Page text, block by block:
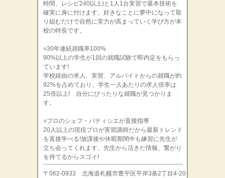
時間、レシピ240以上)と1人1台実習で基本技術を
確実に身に付けます。好きなことに夢中になって取
り組むだけで自然に実力が高まっていく学び方が本
校の特長です。
○30年連続就職率100%
90%以上の学生が1回の就職試験で即内定をもらっ
ています!
学校経由の求人、実習、アルバイトからの就職が約
92%を占めており、学生一人あたりの求人倍率は
25倍以上! 自分にぴったりな就職が見つかりま
す。
○プロのシェフ・パティシエが直接指導
20人以上の現役プロが実習講師だから最新トレンド
を直接学べる!放課後や休暇期間中も練習に先生が
立ち会ってくれます。先生から活きた情報、繋がり
を持てるからスゴイ!
〒062-0933 北海道札幌市豊平区平岸3条2丁目4-20